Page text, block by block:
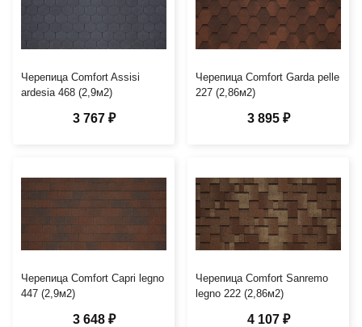
Черепица Comfort Assisi
ardesia 468 (2,9м2)
3 767 ₽
Черепица Comfort Garda pelle
227 (2,86м2)
3 895 ₽
Черепица Comfort Capri legno
447 (2,9м2)
3 648 ₽
Черепица Comfort Sanremo
legno 222 (2,86м2)
4 107 ₽